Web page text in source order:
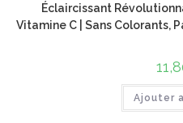
Éclaircissant
Vitamine C | Sans Colorants,
Ajouter